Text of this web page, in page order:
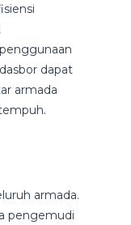
dapat
armada
armada.
pengemudi